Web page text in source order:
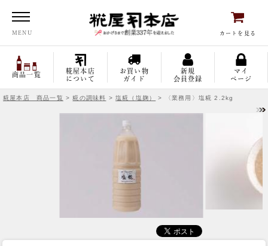
MENU カートを見る
商品一覧
糀屋本店
について
お買い物
ガイド
新規
会員登録
マイ
ページ
糀屋本店 商品一覧 >糀の調味料 >塩糀（塩麹） > 〈業務用〉塩糀 2.2kg